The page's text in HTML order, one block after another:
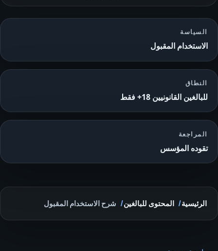
السياسة
الاستخدام المقبول
النطاق
للبالغين القانونيين 18+ فقط
المراجعة
تقوده المؤسس
الرئيسية المحتوى للبالغين شرح الاستخدام المقبول